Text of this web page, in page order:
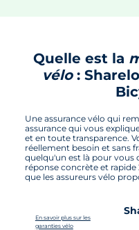
Quelle est la
vélo:
Une assurance vélo qui
assurance qui vous
et en toute transparence.
réellement besoin et sans
quelqu'un est là pour vous
réponse concrète et
que les assureurs vélo
En savoir plus sur les
garanties vélo